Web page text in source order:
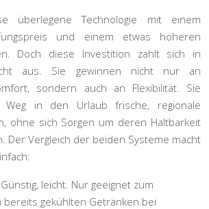
überlegene Technologie mit einem
und einem etwas höheren
Doch diese Investition zahlt sich in
aus. Sie gewinnen nicht nur an
sondern auch an Flexibilität. Sie
in den Urlaub frische, regionale
ohne sich Sorgen um deren Haltbarkeit
Der Vergleich der beiden Systeme macht
Günstig, leicht. Nur geeignet zum
bereits gekühlten Getränken bei